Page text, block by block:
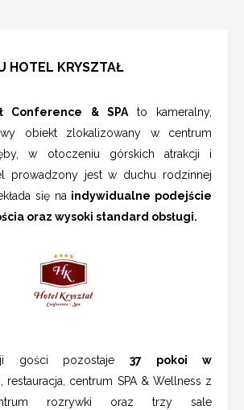
HOTEL KRYSZTAŁ
Conference & SPA to kameralny,
obiekt zlokalizowany w centrum
w otoczeniu górskich atrakcji i
prowadzony jest w duchu rodzinnej
się na indywidualne podejście
oraz wysoki standard obsługi.
gości pozostaje37 pokoi w
, restauracja, centrum SPA & Wellness z
rozrywki oraz trzy sale